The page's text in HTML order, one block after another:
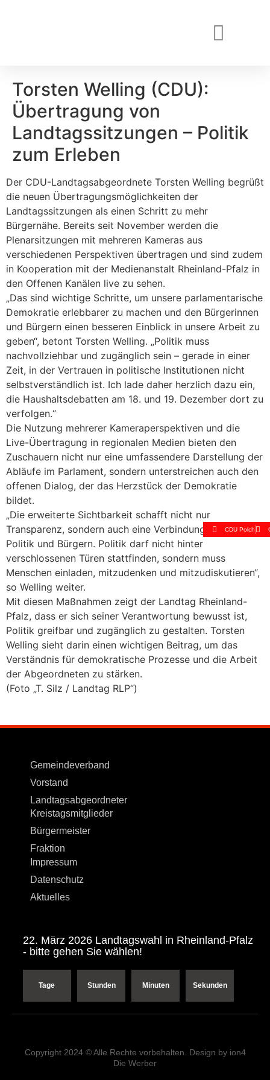
Torsten Welling (CDU):
Übertragung von
Landtagssitzungen – Politik
zum Erleben
Der CDU-Landtagsabgeordnete Torsten Welling begrüßt
die neuen Übertragungsmöglichkeiten der
Landtagssitzungen als einen Schritt zu mehr
Bürgernähe. Bereits seit November werden die
Plenarsitzungen mit mehreren Kameras aus
verschiedenen Perspektiven übertragen und sind zudem
in Kooperation mit der Medienanstalt Rheinland-Pfalz in
den Offenen Kanälen live zu sehen.
„Das sind wichtige Schritte, um unsere parlamentarische
Demokratie erlebbarer zu machen und den Bürgerinnen
und Bürgern einen besseren Einblick in unsere Arbeit zu
geben“, betont Torsten Welling. „Politik muss
nachvollziehbar und zugänglich sein – gerade in einer
Zeit, in der Vertrauen in politische Institutionen nicht
selbstverständlich ist. Ich lade daher herzlich dazu ein,
die Haushaltsdebatten am 18. und 19. Dezember dort zu
verfolgen.“
Die Nutzung mehrerer Kameraperspektiven und die
Live-Übertragung in regionalen Medien bieten den
Zuschauern nicht nur eine umfassendere Darstellung der
Abläufe im Parlament, sondern unterstreichen auch den
offenen Dialog, der das Herzstück der Demokratie
bildet.
„Die erweiterte Sichtbarkeit schafft nicht nur
Transparenz, sondern auch eine Verbindung zwischen
Politik und Bürgern. Politik darf nicht hinter
verschlossenen Türen stattfinden, sondern muss
Menschen einladen, mitzudenken und mitzudiskutieren“,
so Welling weiter.
Mit diesen Maßnahmen zeigt der Landtag Rheinland-
Pfalz, dass er sich seiner Verantwortung bewusst ist,
Politik greifbar und zugänglich zu gestalten. Torsten
Welling sieht darin einen wichtigen Beitrag, um das
Verständnis für demokratische Prozesse und die Arbeit
der Abgeordneten zu stärken.
(Foto „T. Silz / Landtag RLP“)
CDU Polch
Gemeindeverband
Vorstand
Landtagsabgeordneter
Kreistagsmitglieder
Bürgermeister
Fraktion
Impressum
Datenschutz
Aktuelles
22. März 2026 Landtagswahl in Rheinland-Pfalz
- bitte gehen Sie wählen!
Tage Stunden Minuten Sekunden
Copyright 2024 © Alle Rechte vorbehalten. Design by ion4
Die Werber